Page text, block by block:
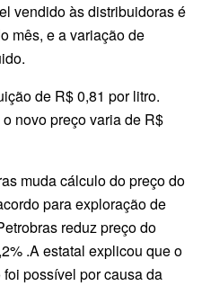
vendido às distribuidoras é
mês, e a variação de
de R$ 0,81 por litro.
novo preço varia de R$
muda cálculo do preço do
para exploração de
reduz preço do
.A estatal explicou que o
possível por causa da